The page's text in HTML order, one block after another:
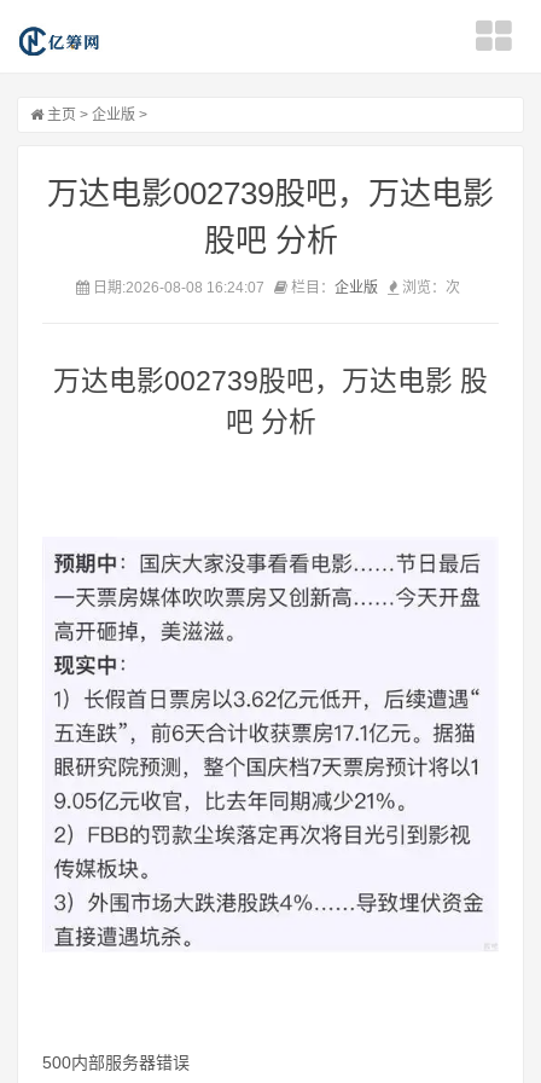
主页 > 企业版 >
万达电影002739股吧，万达电影
股吧 分析
日期:2026-08-08 16:24:07 栏目： 企业版 浏览： 次
万达电影002739股吧，万达电影 股
吧 分析
500内部服务器错误